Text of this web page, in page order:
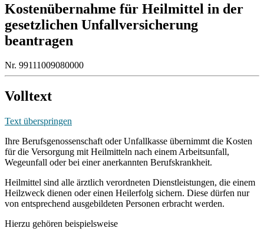
Kostenübernahme für Heilmittel in der
gesetzlichen Unfallversicherung
beantragen
Nr. 99111009080000
Volltext
Text überspringen
Ihre Berufsgenossenschaft oder Unfallkasse übernimmt die Kosten
für die Versorgung mit Heilmitteln nach einem Arbeitsunfall,
Wegeunfall oder bei einer anerkannten Berufskrankheit.
Heilmittel sind alle ärztlich verordneten Dienstleistungen, die einem
Heilzweck dienen oder einen Heilerfolg sichern. Diese dürfen nur
von entsprechend ausgebildeten Personen erbracht werden.
Hierzu gehören beispielsweise